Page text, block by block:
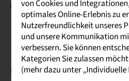
entwickelt und evaluiert.
Pilotstudiengänge der
Neun Pilotstudiengänge aus allen
von Cookies und
optimales Online-Erlebnis zu
Nutzerfreundlichkeit unseres
und unsere Kommunikation
verbessern. Sie können
Kategorien Sie zulassen
(mehr dazu unter „Individuelle